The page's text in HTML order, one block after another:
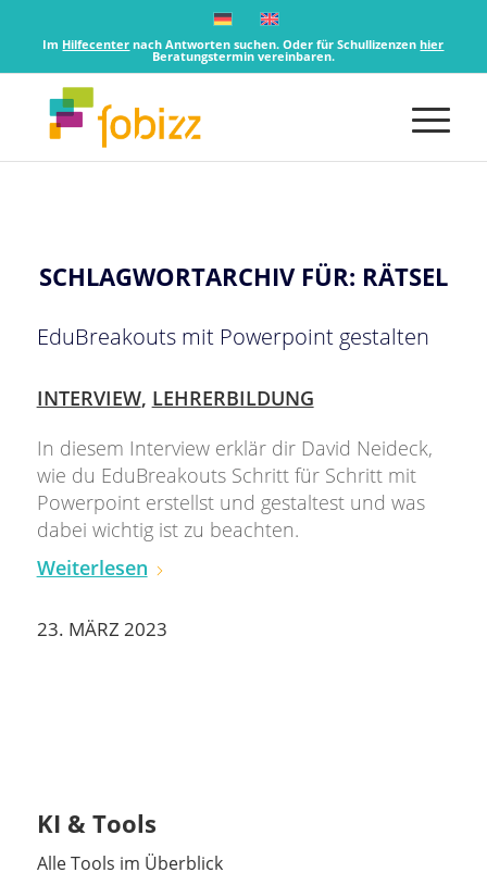
Im Hilfecenter nach Antworten suchen. Oder für Schullizenzenhier
Beratungstermin vereinbaren.
SCHLAGWORTARCHIV FÜR: RÄTSEL
EduBreakouts mit Powerpoint gestalten
INTERVIEW, LEHRERBILDUNG
In diesem Interview erklär dir David Neideck,
wie du EduBreakouts Schritt für Schritt mit
Powerpoint erstellst und gestaltest und was
dabei wichtig ist zu beachten.
Weiterlesen
23. MÄRZ 2023
KI & Tools
Alle Tools im Überblick